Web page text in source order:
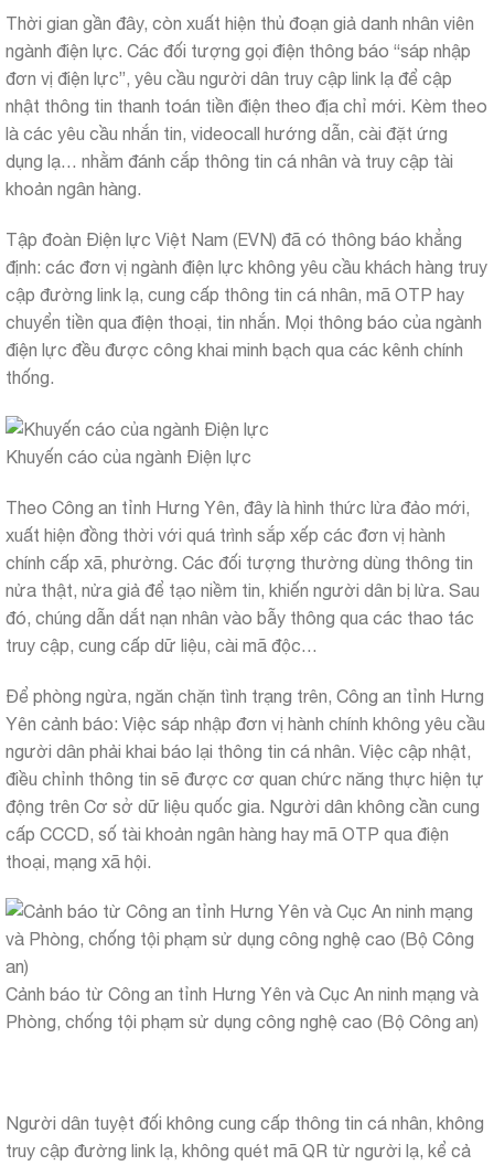
Thời gian gần đây, còn xuất hiện thủ đoạn giả danh nhân viên
ngành điện lực. Các đối tượng gọi điện thông báo “sáp nhập
đơn vị điện lực”, yêu cầu người dân truy cập link lạ để cập
nhật thông tin thanh toán tiền điện theo địa chỉ mới. Kèm theo
là các yêu cầu nhắn tin, videocall hướng dẫn, cài đặt ứng
dụng lạ… nhằm đánh cắp thông tin cá nhân và truy cập tài
khoản ngân hàng.
Tập đoàn Điện lực Việt Nam (EVN) đã có thông báo khẳng
định: các đơn vị ngành điện lực không yêu cầu khách hàng truy
cập đường link lạ, cung cấp thông tin cá nhân, mã OTP hay
chuyển tiền qua điện thoại, tin nhắn. Mọi thông báo của ngành
điện lực đều được công khai minh bạch qua các kênh chính
thống.
Khuyến cáo của ngành Điện lực
Theo Công an tỉnh Hưng Yên, đây là hình thức lừa đảo mới,
xuất hiện đồng thời với quá trình sắp xếp các đơn vị hành
chính cấp xã, phường. Các đối tượng thường dùng thông tin
nửa thật, nửa giả để tạo niềm tin, khiến người dân bị lừa. Sau
đó, chúng dẫn dắt nạn nhân vào bẫy thông qua các thao tác
truy cập, cung cấp dữ liệu, cài mã độc…
Để phòng ngừa, ngăn chặn tình trạng trên, Công an tỉnh Hưng
Yên cảnh báo: Việc sáp nhập đơn vị hành chính không yêu cầu
người dân phải khai báo lại thông tin cá nhân. Việc cập nhật,
điều chỉnh thông tin sẽ được cơ quan chức năng thực hiện tự
động trên Cơ sở dữ liệu quốc gia. Người dân không cần cung
cấp CCCD, số tài khoản ngân hàng hay mã OTP qua điện
thoại, mạng xã hội.
Cảnh báo từ Công an tỉnh Hưng Yên và Cục An ninh mạng và
Phòng, chống tội phạm sử dụng công nghệ cao (Bộ Công an)
Người dân tuyệt đối không cung cấp thông tin cá nhân, không
truy cập đường link lạ, không quét mã QR từ người lạ, kể cả